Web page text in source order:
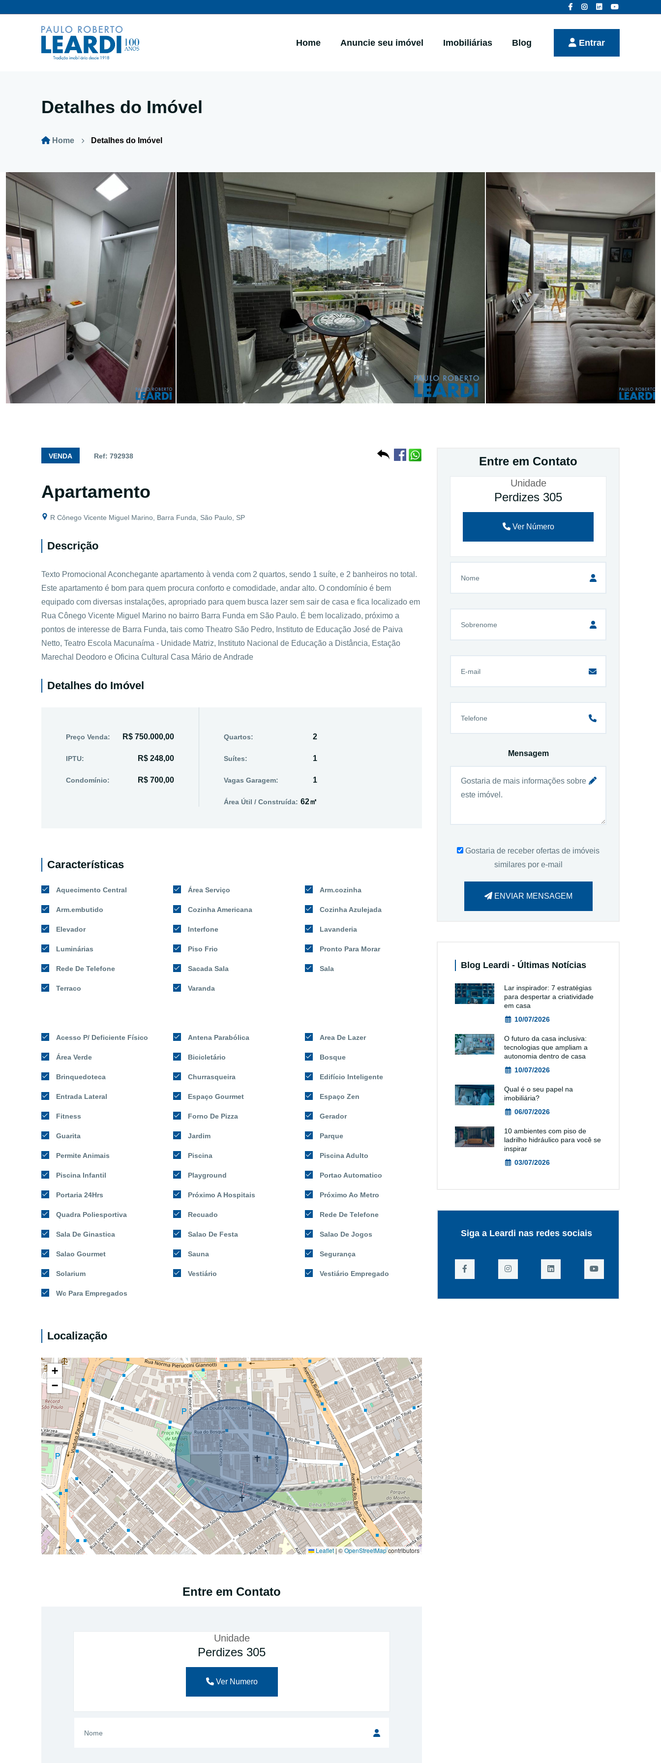
Home Anuncie seu imóvel Imobiliárias Blog Entrar
Detalhes do Imóvel
Home Detalhes do Imóvel
VENDA Ref: 792938
Apartamento
R Cônego Vicente Miguel Marino, Barra Funda, São Paulo, SP
Descrição
Texto Promocional Aconchegante apartamento à venda com 2 quartos, sendo 1 suíte, e 2 banheiros no total.
Este apartamento é bom para quem procura conforto e comodidade, andar alto. O condomínio é bem
equipado com diversas instalações, apropriado para quem busca lazer sem sair de casa e fica localizado em
Rua Cônego Vicente Miguel Marino no bairro Barra Funda em São Paulo. É bem localizado, próximo a
pontos de interesse de Barra Funda, tais como Theatro São Pedro, Instituto de Educação José de Paiva
Netto, Teatro Escola Macunaíma - Unidade Matriz, Instituto Nacional de Educação a Distância, Estação
Marechal Deodoro e Oficina Cultural Casa Mário de Andrade
Detalhes do Imóvel
Preço Venda: R$ 750.000,00
IPTU: R$ 248,00
Condomínio: R$ 700,00
Quartos: 2
Suítes: 1
Vagas Garagem: 1
Área Útil / Construída: 62㎡
Características
Aquecimento Central Área Serviço Arm.cozinha
Arm.embutido Cozinha Americana Cozinha Azulejada
Elevador Interfone Lavanderia
Luminárias Piso Frio Pronto Para Morar
Rede De Telefone Sacada Sala Sala
Terraco Varanda
Acesso P/ Deficiente Físico Antena Parabólica Area De Lazer
Área Verde Bicicletário Bosque
Brinquedoteca Churrasqueira Edifício Inteligente
Entrada Lateral Espaço Gourmet Espaço Zen
Fitness Forno De Pizza Gerador
Guarita Jardim Parque
Permite Animais Piscina Piscina Adulto
Piscina Infantil Playground Portao Automatico
Portaria 24Hrs Próximo A Hospitais Próximo Ao Metro
Quadra Poliesportiva Recuado Rede De Telefone
Sala De Ginastica Salao De Festa Salao De Jogos
Salao Gourmet Sauna Segurança
Solarium Vestiário Vestiário Empregado
Wc Para Empregados
Localização
+
−
Leaflet |©OpenStreetMapcontributors
Entre em Contato
Unidade
Perdizes 305
Ver Numero
Entre em Contato
Unidade
Perdizes 305
Ver Número
Mensagem
Gostaria de receber ofertas de imóveis
similares por e-mail
ENVIAR MENSAGEM
Blog Leardi - Últimas Notícias
Lar inspirador: 7 estratégias
para despertar a criatividade
em casa
10/07/2026
O futuro da casa inclusiva:
tecnologias que ampliam a
autonomia dentro de casa
10/07/2026
Qual é o seu papel na
imobiliária?
06/07/2026
10 ambientes com piso de
ladrilho hidráulico para você se
inspirar
03/07/2026
Siga a Leardi nas redes sociais